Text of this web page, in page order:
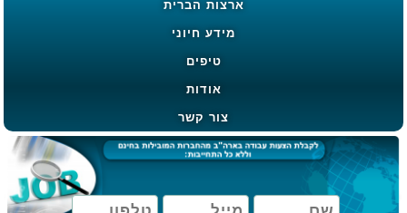
ארצות הברית
מידע חיוני
טיפים
אודות
צור קשר